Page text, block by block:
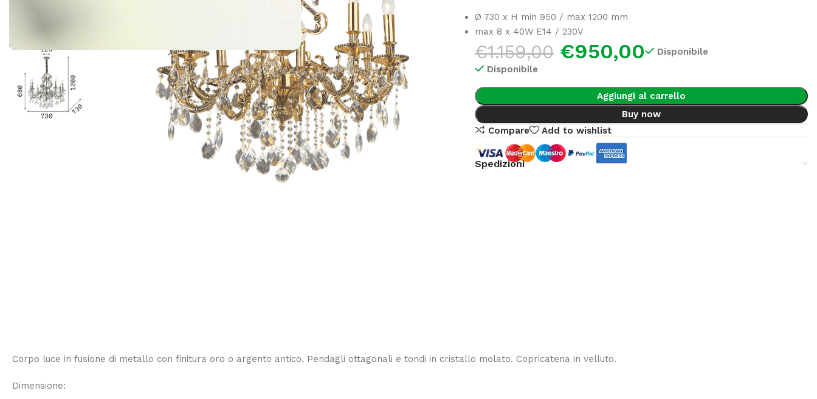
Ø 730 x H min 950 / max 1200 mm
max 8 x 40W E14 / 230V
€1.159,00 €950,00
Disponibile
Disponibile
Aggiungi al carrello
Buy now
Compare
Add to wishlist
Spedizioni
Corpo luce in fusione di metallo con finitura oro o argento antico. Pendagli ottagonali e tondi in cristallo molato. Copricatena in velluto.
Dimensione: